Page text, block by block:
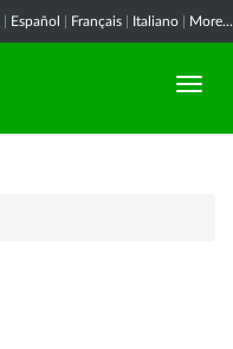
Español Français Italiano More...